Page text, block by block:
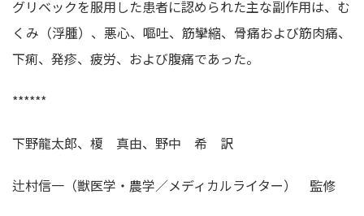
グリベックを服用した患者に認められた主な副作用は、む
くみ（浮腫）、悪心、嘔吐、筋攣縮、骨痛および筋肉痛、
下痢、発疹、疲労、および腹痛であった。
******
下野龍太郎、榎 真由、野中 希 訳
辻村信一（獣医学・農学／メディカルライター） 監修